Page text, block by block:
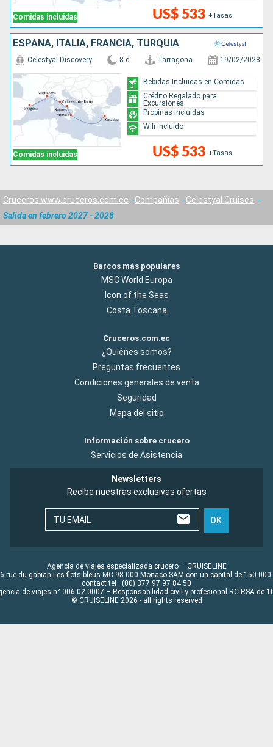
Comidas incluidas US$ 533 +Tasas
ESPAÑA, ITALIA, FRANCIA, TURQUÍA
Comidas incluidas
Celestyal Discovery 8 d Tarragona 19/02/2028
US$ 533 +Tasas
Bebidas Incluidas en Comidas
Crédito Regalado para
Excursiones
Propinas incluidas
Wifi incluido
Cruceros www.cruceros.com.ec Compañías
Celestyal Cruises
Salida en febrero 2027 - 2028
Barcos más populares
MSC World Europa
Icon of the Seas
Costa Toscana
Cruceros.com.ec
¿Quiénes somos?
Preguntas frecuentes
Condiciones generales de venta
Seguridad
Mapa del sitio
Información sobre crucero
Servicios de Asistencia
Newsletters
Recibe nuestras exclusivas ofertas
TU EMAIL OK
Agencia de viajes especializada crucero – CRUISELINE
rue du gabian Les flots bleus MC 98 000 Monaco SAM con un capital de 150 000
contact tel : (00) 377 97 97 84 50
de viajes n° 006 02 0007 – Responsabilidad civil y profesional RC RSA de
© CRUISELINE 2026 - all rights reserved